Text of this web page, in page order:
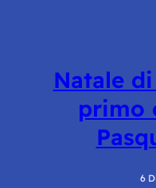
Natale di
primo
6